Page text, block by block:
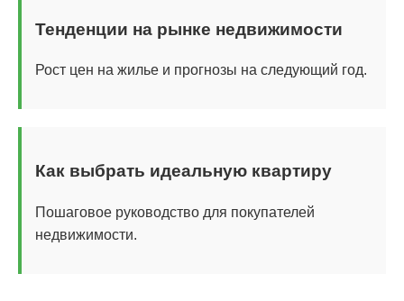
Тенденции на рынке недвижимости
Рост цен на жилье и прогнозы на следующий год.
Как выбрать идеальную квартиру
Пошаговое руководство для покупателей
недвижимости.